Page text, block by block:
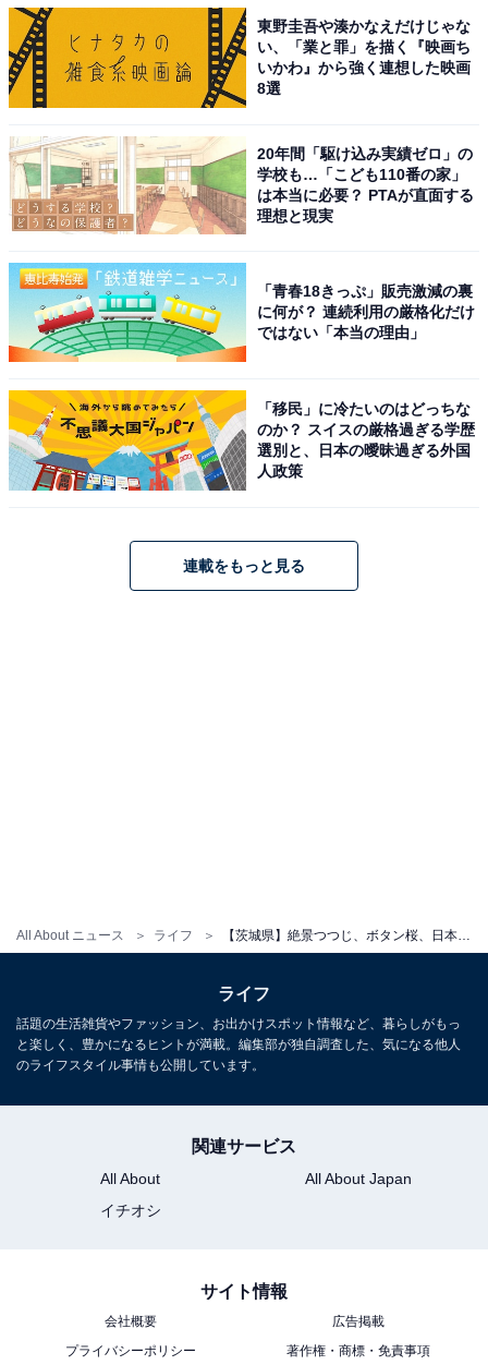
All About ニュース ライフ
っこ広場」など、子どもたちが思いきり遊べる施設が充
実しています。
開園時間
24時間営業（年中無休）
アクセス
電車：JR古河駅から境車庫行きバス23分、「香取神社
前」下車 徒歩約12分
車：圏央道 境古河ICより約7分
料金
無料（駐車場も無料）
水戸市にある「偕楽園」は、金沢の兼六園、岡山の後楽
園とならぶ「日本三名園」のひとつ。天保13年（1842
東野圭吾や湊かなえだけじゃな
い、「業と罪」を描く『映画ち
いかわ』から強く連想した映画
8選
20年間「駆け込み実績ゼロ」の
学校も…「こども110番の家」
は本当に必要？ PTAが直面する
理想と現実
「青春18きっぷ」販売激減の裏
に何が？ 連続利用の厳格化だけ
ではない「本当の理由」
「移民」に冷たいのはどっちな
のか？ スイスの厳格過ぎる学歴
選別と、日本の曖昧過ぎる外国
人政策
連載をもっと見る
ライフ
話題の生活雑貨やファッション、お出かけスポット情報など、暮らしがもっ
と楽しく、豊かになるヒントが満載。編集部が独自調査した、気になる他人
のライフスタイル事情も公開しています。
関連サービス
All About
All About Japan
イチオシ
サイト情報
会社概要
広告掲載
プライバシーポリシー
著作権・商標・免責事項